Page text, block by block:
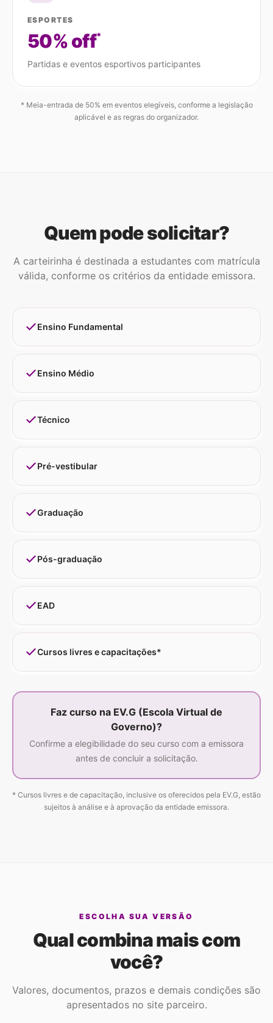
ESPORTES
50% off*
Partidas e eventos esportivos participantes
* Meia-entrada de 50% em eventos elegíveis, conforme a legislação
aplicável e as regras do organizador.
Quem pode solicitar?
A carteirinha é destinada a estudantes com matrícula
válida, conforme os critérios da entidade emissora.
Ensino Fundamental
Ensino Médio
Técnico
Pré-vestibular
Graduação
Pós-graduação
EAD
Cursos livres e capacitações*
Faz curso na EV.G (Escola Virtual de
Governo)?
Confirme a elegibilidade do seu curso com a emissora
antes de concluir a solicitação.
* Cursos livres e de capacitação, inclusive os oferecidos pela EV.G, estão
sujeitos à análise e à aprovação da entidade emissora.
ESCOLHA SUA VERSÃO
Qual combina mais com
você?
Valores, documentos, prazos e demais condições são
apresentados no site parceiro.